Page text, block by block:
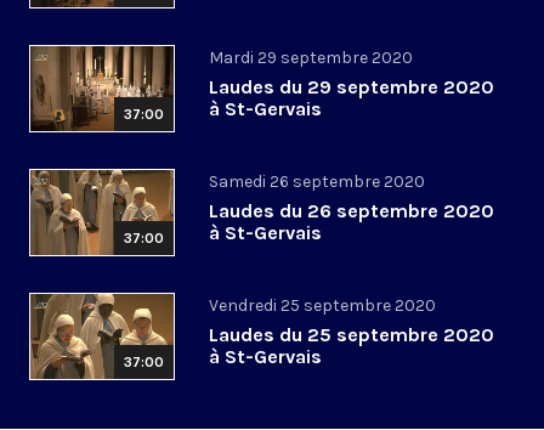
37:00
Mardi 29 septembre 2020
Laudes du 29 septembre 2020
à St-Gervais
37:00
Samedi 26 septembre 2020
Laudes du 26 septembre 2020
à St-Gervais
37:00
Vendredi 25 septembre 2020
Laudes du 25 septembre 2020
à St-Gervais